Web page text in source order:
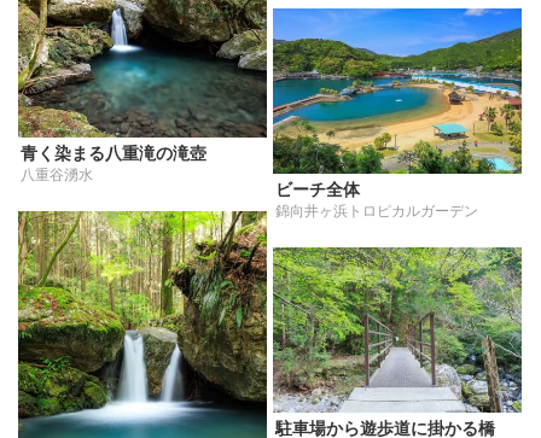
青く染まる八重滝の滝壺
八重谷湧水
ビーチ全体
錦向井ヶ浜トロピカルガーデン
駐車場から遊歩道に掛かる橋